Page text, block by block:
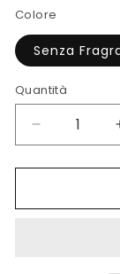
Colore
Senza
Quantità
Diminuisci
quantità
per
Body